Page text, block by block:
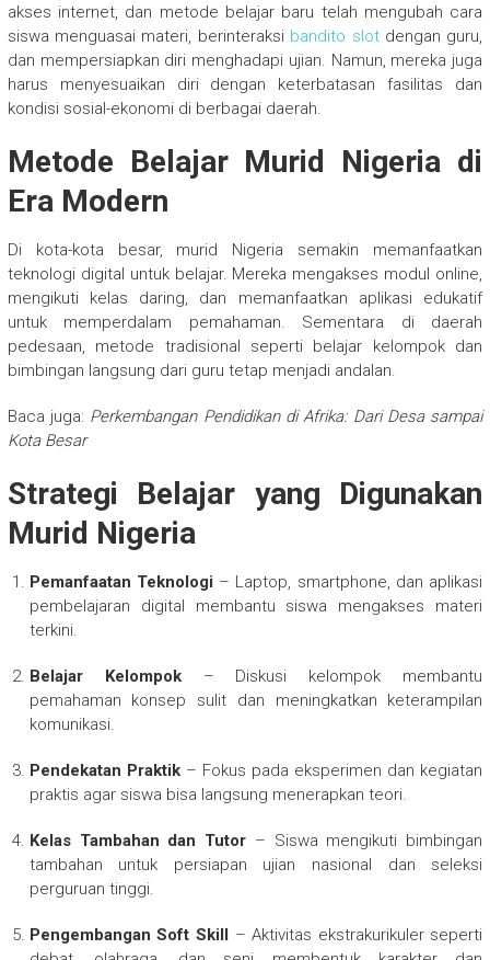
akses internet, dan metode belajar baru telah mengubah cara
siswa menguasai materi, berinteraksi bandito slotdengan guru,
dan mempersiapkan diri menghadapi ujian. Namun, mereka juga
harus menyesuaikan diri dengan keterbatasan fasilitas dan
kondisi sosial-ekonomi di berbagai daerah.
Metode Belajar Murid Nigeria di
Era Modern
Di kota-kota besar, murid Nigeria semakin memanfaatkan
teknologi digital untuk belajar. Mereka mengakses modul online,
mengikuti kelas daring, dan memanfaatkan aplikasi edukatif
untuk memperdalam pemahaman. Sementara di daerah
pedesaan, metode tradisional seperti belajar kelompok dan
bimbingan langsung dari guru tetap menjadi andalan.
Baca juga: Perkembangan Pendidikan di Afrika: Dari Desa sampai
Kota Besar
Strategi Belajar yang Digunakan
Murid Nigeria
Pemanfaatan Teknologi – Laptop, smartphone, dan aplikasi
pembelajaran digital membantu siswa mengakses materi
terkini.
Belajar Kelompok– Diskusi kelompok membantu
pemahaman konsep sulit dan meningkatkan keterampilan
komunikasi.
Pendekatan Praktik– Fokus pada eksperimen dan kegiatan
praktis agar siswa bisa langsung menerapkan teori.
Kelas Tambahan dan Tutor – Siswa mengikuti bimbingan
tambahan untuk persiapan ujian nasional dan seleksi
perguruan tinggi.
Pengembangan Soft Skill – Aktivitas ekstrakurikuler seperti